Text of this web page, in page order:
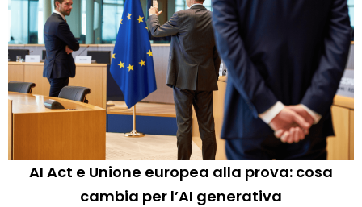
AI Act e Unione europea alla prova: cosa
cambia per l’AI generativa